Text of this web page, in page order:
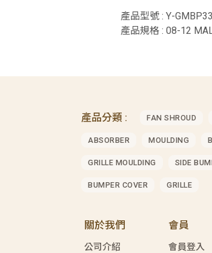
產品型號 : Y-
產品規格 : 08-12
產品分類 : FAN SHROUD
ABSORBER MOULDING
GRILLE MOULDING SIDE
BUMPER COVER GRILLE
關於我們
公司介紹
會員
會員登入